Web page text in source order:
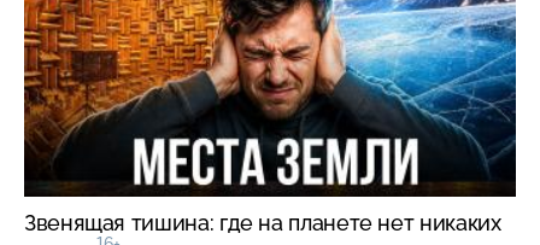
Звенящая тишина: где на планете нет никаких